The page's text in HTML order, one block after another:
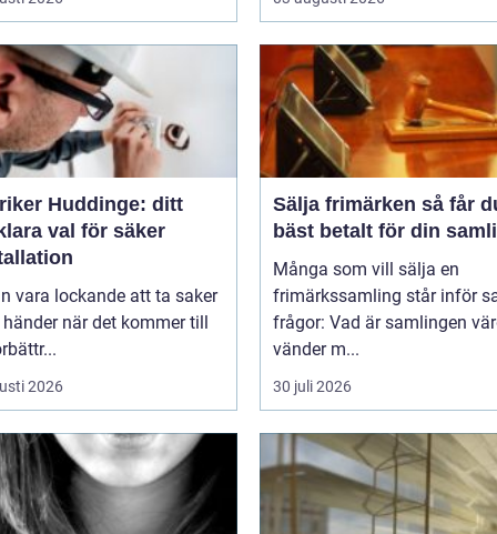
Huddinge: ditt
val för säker
vara lockande att ta saker
när det kommer till
2026
Sälja frimärken så får du
bäst betalt för din
Många som vill sälja en
frimärkssamling står inför
frågor: Vad är samlingen
vänder m...
30 juli 2026